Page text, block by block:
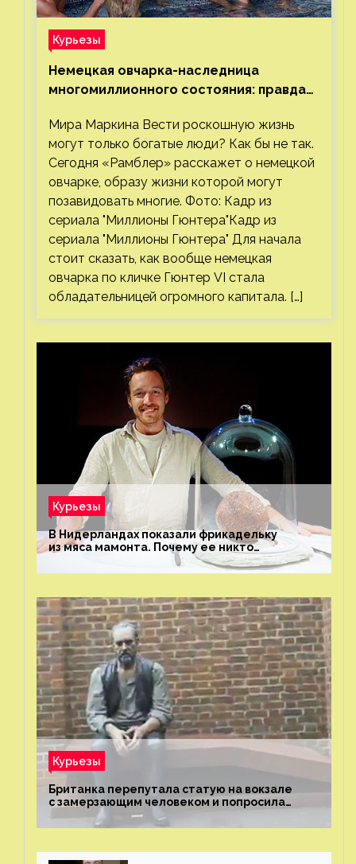
Курьезы
Немецкая овчарка-наследница
многомиллионного состояния: правда
Мира Маркина Вести роскошную жизнь
могут только богатые люди? Как бы не так.
Сегодня «Рамблер» расскажет о немецкой
овчарке, образу жизни которой могут
позавидовать многие. Фото: Кадр из
сериала "Миллионы Гюнтера"Кадр из
сериала "Миллионы Гюнтера" Для начала
стоит сказать, как вообще немецкая
овчарка по кличке Гюнтер VI стала
обладательницей огромного капитала. […]
Курьезы
В Нидерландах показали фрикадельку
из мяса мамонта. Почему ее никто
Курьезы
Британка перепутала статую на вокзале
с замерзающим человеком и попросила
о помощи